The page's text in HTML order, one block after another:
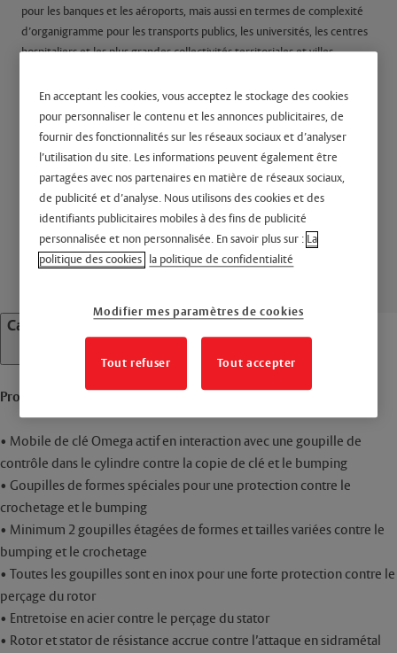
pour les banques et les aéroports, mais aussi en termes de complexité
d’organigramme pour les transports publics, les universités, les centres
hospitaliers et les plus grandes collectivités territoriales et villes...
Les plus produit
• Mobile en bout de clé contre la copie
• Très forte protection contre le crochetage et le bumping
• Très forte protection contre le perçage du rotor et stator
• Cylindre entièrement modulable en longueur et en fonctionnalités
• Adapté à toute taille d’organigramme
• Confort de la clé réversible
En savoir plus
Caractéristiques techniques
Protection :
• Mobile de clé Omega actif en interaction avec une goupille de
contrôle dans le cylindre contre la copie de clé et le bumping
• Goupilles de formes spéciales pour une protection contre le
crochetage et le bumping
• Minimum 2 goupilles étagées de formes et tailles variées contre le
bumping et le crochetage
• Toutes les goupilles sont en inox pour une forte protection contre le
perçage du rotor
• Entretoise en acier contre le perçage du stator
• Rotor et stator de résistance accrue contre l’attaque en sidramétal
En acceptant les cookies, vous acceptez le stockage des cookies
pour personnaliser le contenu et les annonces publicitaires, de
fournir des fonctionnalités sur les réseaux sociaux et d’analyser
l’utilisation du site. Les informations peuvent également être
partagées avec nos partenaires en matière de réseaux sociaux,
de publicité et d’analyse. Nous utilisons des cookies et des
identifiants publicitaires mobiles à des fins de publicité
personnalisée et non personnalisée. En savoir plus sur : La
politique des cookies la politique de confidentialité
Modifier mes paramètres de cookies
Tout refuser Tout accepter